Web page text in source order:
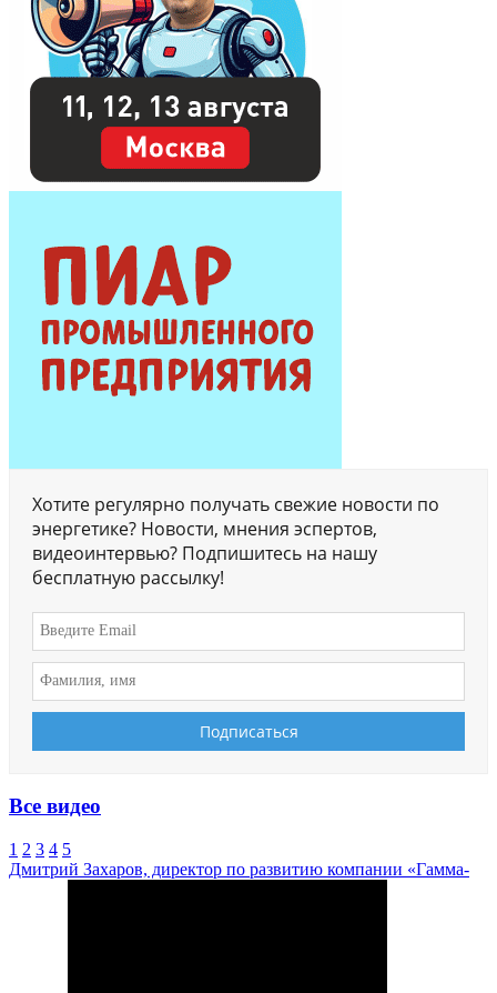
Хотите регулярно получать свежие новости по
энергетике? Новости, мнения эспертов,
видеоинтервью? Подпишитесь на нашу
бесплатную рассылку!
Все видео
1 2 3 4 5
Дмитрий Захаров, директор по развитию компании «Гамма-